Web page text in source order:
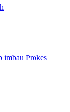
imbau Prokes